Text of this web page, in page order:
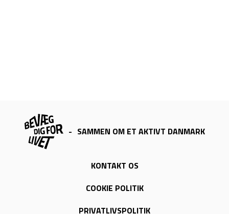
- SAMMEN OM ET AKTIVT DANMARK
KONTAKT OS
COOKIE POLITIK
PRIVATLIVSPOLITIK